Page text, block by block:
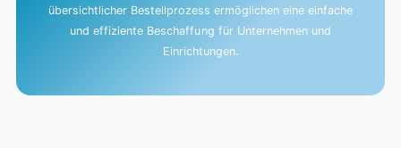
übersichtlicher Bestellprozess ermöglichen eine einfache
und effiziente Beschaffung für Unternehmen und
Einrichtungen.